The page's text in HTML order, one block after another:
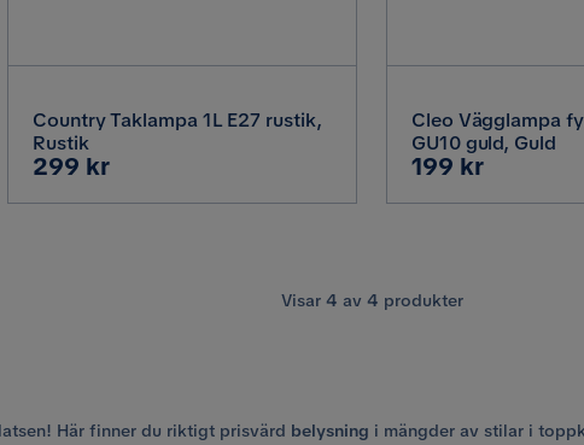
Country Taklampa 1L E27 rustik,
Rustik
Pris
299 kr
Cleo Vägglampa
GU10 guld, Guld
Pris
199 kr
Visar 4 av 4 produkter
Här finner du riktigt prisvärd belysning i mängder av stilar i